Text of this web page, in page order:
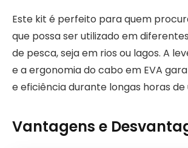
Este kit é perfeito para quem
que possa ser utilizado em
de pesca, seja em rios ou lagos. A
e a ergonomia do cabo em EVA
e eficiência durante longas horas de
Vantagens e